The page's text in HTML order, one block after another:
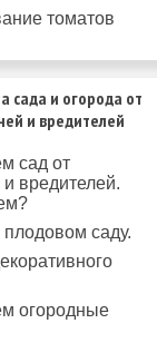
томатов
сада и огорода от
и вредителей
сад от
вредителей.
саду.
огородные